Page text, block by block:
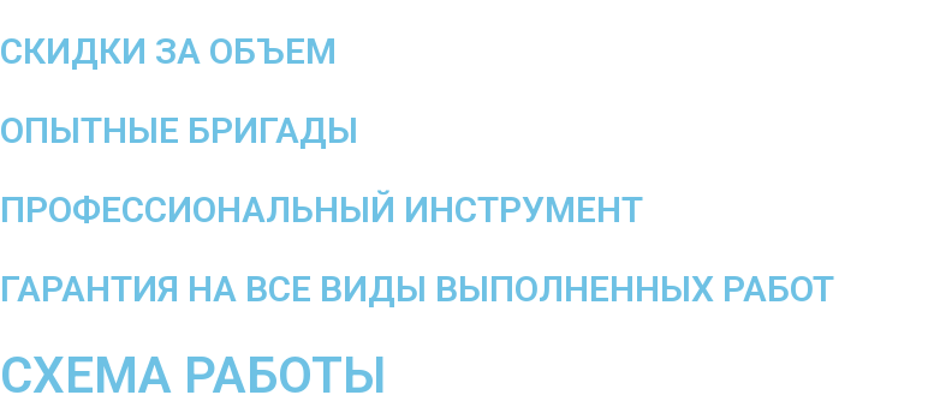
СКИДКИ ЗА ОБЪЕМ
ОПЫТНЫЕ БРИГАДЫ
ПРОФЕССИОНАЛЬНЫЙ ИНСТРУМЕНТ
ГАРАНТИЯ НА ВСЕ ВИДЫ ВЫПОЛНЕННЫХ РАБОТ
СХЕМА РАБОТЫ